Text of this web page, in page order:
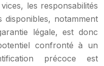
les responsabilités
notamment
légale, est donc
confronté à un
précoce est